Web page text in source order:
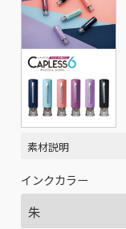
素材説明
インクカラー